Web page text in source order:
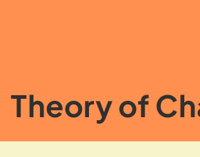
Theory of